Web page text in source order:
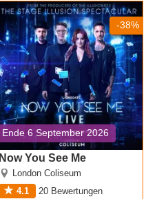
-38%
Ende 6 September 2026
Now You See Me
London Coliseum
4.1
20 Bewertungen
Now You See Me